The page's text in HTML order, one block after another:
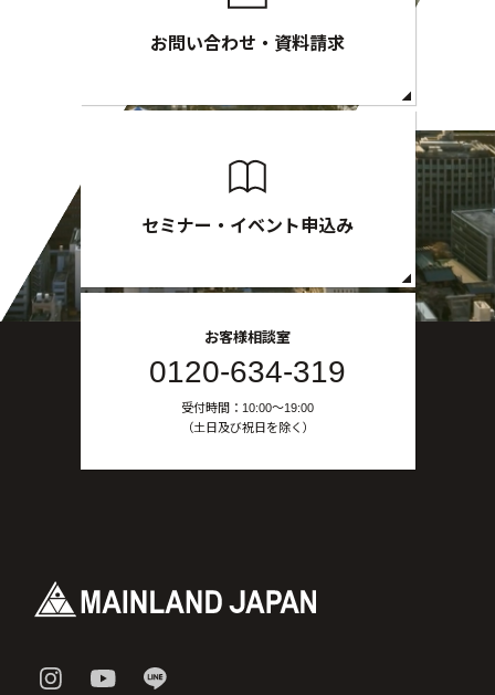
お問い合わせ・資料請求
セミナー・イベント申込み
お客様相談室
0120-634-319
受付時間：10:00〜19:00
（土日及び祝日を除く）